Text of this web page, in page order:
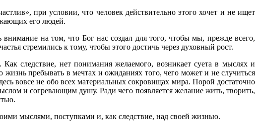
при условии, что человек действительно этого хочет и не ищет
его людей.
на том, что Бог нас создал для того, чтобы мы, прежде всего,
стремились к тому, чтобы этого достичь через духовный рост.
следствие, нет понимания желаемого, возникает суета в мыслях и
жизнь пребывать в мечтах и ожиданиях того, чего может и не случиться
вовсе не обо всех материальных сокровищах мира. Порой достаточно
и согревающим душу. Ради чего появляется желание жить, творить,
мыслями, поступками и, как следствие, над своей жизнью.